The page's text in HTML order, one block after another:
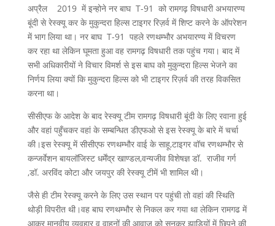
अप्रैल 2019 में इन्होने नर बाघ T-91 को रामगढ़ विषधारी अभयारण्य
बूंदी से रेस्क्यू कर के मुकुन्दरा हिल्स टाइगर रिज़र्व में शिप्ट करने के ऑपरेशन
में भाग लिया था। नर बाघ T-91 पहले रणथम्भौर अभयारण्य में विचरण
कर रहा था लेकिन घूमता हुआ वह रामगढ़ विषधारी तक पहुंच गया। बाद में
सभी अधिकारीयों ने विचार विमर्श से इस बाघ को मुकुन्दरा हिल्स भेजने का
निर्णय लिया क्यों कि मुकुन्दरा हिल्स को भी टाइगर रिज़र्व की तरह विकसित
करना था।
सीसीएफ के आदेश के बाद रेस्क्यू टीम रामगढ़ विषधारी बूंदी के लिए रवाना हुई
और वहां पहुँचकर वहां के सम्बन्धित डीएफओ से इस रेस्क्यू के बारे में चर्चा
की।इस रेस्क्यू में सीसीएफ रणथम्भौर वाई के साहू,टाइगर वॉच रणथम्भौर से
कन्जर्वेशन बायलॉजिस्ट धर्मेंद्र खाण्डल,वन्यजीव विशेषज्ञ डॉ. राजीव गर्ग
,डॉ. अरविंद कोटा और जयपुर की रेस्क्यू टीमें भी शामिल थी।
जैसे ही टीम रेस्क्यू करने के लिए उस स्थान पर पहुंची तो वहां की स्थिति
थोड़ी विपरीत थी।वह बाघ रणथम्भौर से निकल कर गया था लेकिन रामगढ में
आकर मानवीय व्यवहार व वाहनों की आवाज को सुनकर झाड़ियों में छिपने की